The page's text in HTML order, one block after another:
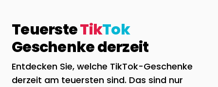
TeuersteTikTok
Geschenke derzeit
Entdecken Sie, welche TikTok-Geschenke
derzeit am teuersten sind. Das sind nur